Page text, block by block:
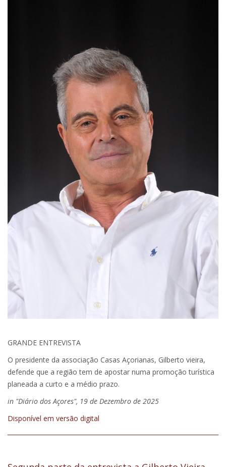
GRANDE ENTREVISTA
O presidente da associação Casas Açorianas, Gilberto vieira,
defende que a região tem de apostar numa promoção turística
planeada a curto e a médio prazo.
in "Diário dos Açores", 19 de Dezembro de 2025
Disponível em versão digital